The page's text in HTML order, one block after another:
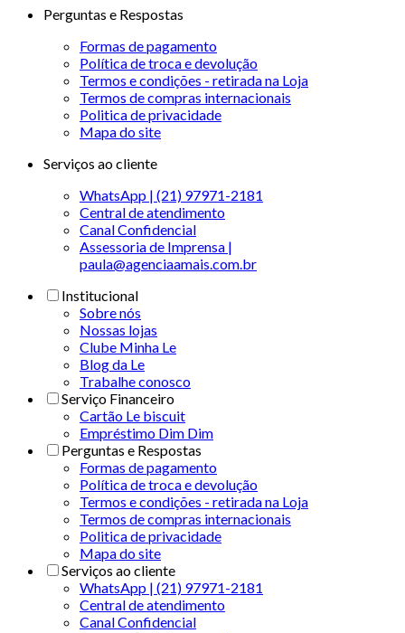
Perguntas e Respostas
Formas de pagamento
Política de troca e devolução
Termos e condições - retirada na Loja
Termos de compras internacionais
Politica de privacidade
Mapa do site
Serviços ao cliente
WhatsApp | (21) 97971-2181
Central de atendimento
Canal Confidencial
Assessoria de Imprensa |
paula@agenciaamais.com.br
Institucional
Sobre nós
Nossas lojas
Clube Minha Le
Blog da Le
Trabalhe conosco
Serviço Financeiro
Cartão Le biscuit
Empréstimo Dim Dim
Perguntas e Respostas
Formas de pagamento
Política de troca e devolução
Termos e condições - retirada na Loja
Termos de compras internacionais
Politica de privacidade
Mapa do site
Serviços ao cliente
WhatsApp | (21) 97971-2181
Central de atendimento
Canal Confidencial